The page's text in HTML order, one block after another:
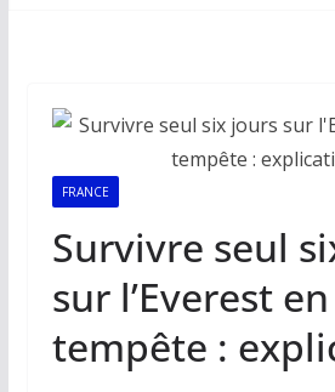
FRANCE
Survivre seul
sur l’Everest
tempête :